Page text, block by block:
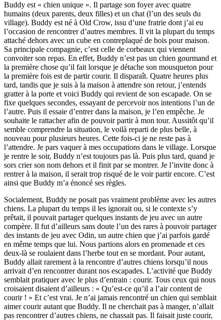
Buddy est « chien unique ». Il partage son foyer avec quatre
humains (deux parents, deux filles) et un chat (l’un des seuls du
village). Buddy est né à Old Crow, issu d’une fratrie dont j’ai eu
l’occasion de rencontrer d’autres membres. Il vit la plupart du temps
attaché dehors avec un cube en contreplaqué de bois pour maison.
Sa principale compagnie, c’est celle de corbeaux qui viennent
convoiter son repas. En effet, Buddy n’est pas un chien gourmand et
la première chose qu’il fait lorsque je détache son mousqueton pour
la première fois est de partir courir. Il disparaît. Quatre heures plus
tard, tandis que je suis à la maison à attendre son retour, j’entends
gratter à la porte et voici Buddy qui revient de son escapade. On se
fixe quelques secondes, essayant de percevoir nos intentions l’un de
l’autre. Puis il essaie d’entrer dans la maison, je l’en empêche. Je
souhaite le rattacher afin de pouvoir partir à mon tour. Aussitôt qu’il
semble comprendre la situation, le voilà reparti de plus belle, à
nouveau pour plusieurs heures. Cette fois-ci je ne reste pas à
l’attendre. Je pars vaquer à mes occupations dans le village. Lorsque
je rentre le soir, Buddy n’est toujours pas là. Puis plus tard, quand je
sors crier son nom dehors et il finit par se montrer. Je l’invite donc à
rentrer à la maison, il serait trop risqué de le voir partir encore. C’est
ainsi que Buddy m’a énoncé ses règles.
Socialement, Buddy ne posait pas vraiment problème avec les autres
chiens. La plupart du temps il les ignorait ou, si le contexte s’y
prêtait, il pouvait partager quelques instants de jeu avec un autre
compère. Il fut d’ailleurs sans doute l’un des rares à pouvoir partager
des instants de jeu avec Odin, un autre chien que j’ai parfois gardé
en même temps que lui. Nous partions alors en promenade et ces
deux-là se roulaient dans l’herbe tout en se mordant. Pour autant,
Buddy allait rarement à la rencontre d’autres chiens lorsqu’il nous
arrivait d’en rencontrer durant nos escapades. L’activité que Buddy
semblait pratiquer avec le plus d’entrain : courir. Tous ceux qui nous
croisaient disaient d’ailleurs : « Qu’est-ce qu’il a l’air content de
courir ! » Et c’est vrai. Je n’ai jamais rencontré un chien qui semblait
aimer courir autant que Buddy. Il ne cherchait pas à manger, n’allait
pas rencontrer d’autres chiens, ne chassait pas. Il faisait juste courir,